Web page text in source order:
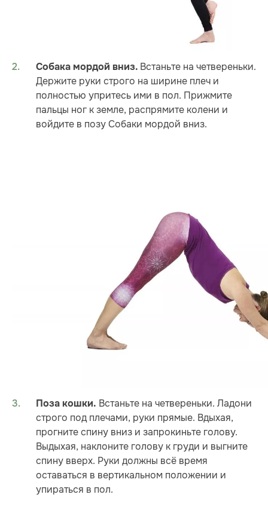
Собака мордой вниз. Встаньте на четвереньки.
Держите руки строго на ширине плеч и
полностью упритесь ими в пол. Прижмите
пальцы ног к земле, распрямите колени и
войдите в позу Собаки мордой вниз.
Поза кошки. Встаньте на четвереньки. Ладони
строго под плечами, руки прямые. Вдыхая,
прогните спину вниз и запрокиньте голову.
Выдыхая, наклоните голову к груди и выгните
спину вверх. Руки должны всё время
оставаться в вертикальном положении и
упираться в пол.